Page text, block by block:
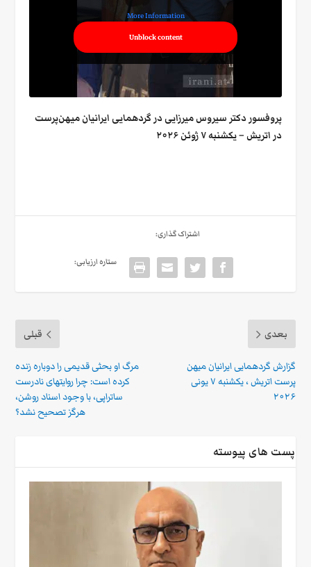
More Information
Unblock content
پروفسور دکتر سیروس میرزایی در گردهمایی ایرانیان میهن‌پرست
در اتریش – یکشنبه ۷ ژوئن ۲۰۲۶
اشتراک گذاری:
ستاره ارزیابی:
قبلی
مرگ او بحثی قدیمی را دوباره زنده
کرده است: چرا روایتهای نادرست
ساتراپی، با وجود اسناد روشن،
هرگز تصحیح نشد؟
بعدی
گزارش گردهمایی ایرانیان میهن
پرست اتریش ، یکشنبه ۷ یونی
۲۰۲۶
پست های پیوسته